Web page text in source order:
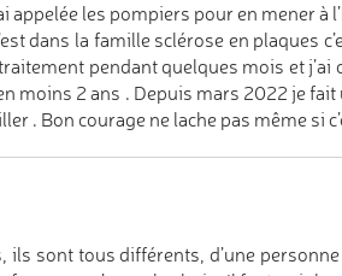
les pompiers pour en mener à
dans la famille sclérose en plaques
pendant quelques mois et
moins 2 ans . Depuis mars 2022 je
. Bon courage ne lache pas même si
sont tous différents, d’une personne